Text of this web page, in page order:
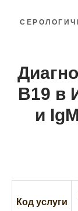
B19 в
и
Код услуги